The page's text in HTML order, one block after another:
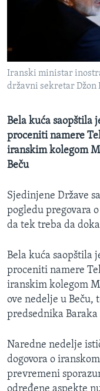
Iranski ministar
državni sekretar Džon
Bela kuća saopštila
proceniti namere
iranskim kolegom
Beču
Sjedinjene Države
pogledu pregovara
da tek treba da
Bela kuća saopštila
proceniti namere
iranskim kolegom
ove nedelje u Beču,
predsednika
Naredne nedelje
dogovora o
prevremeni